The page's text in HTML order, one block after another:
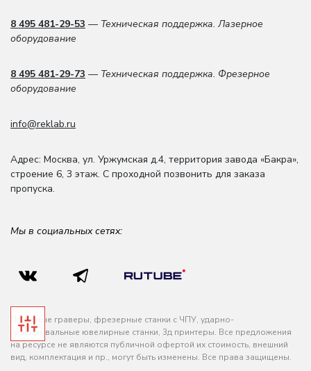
8 495 481-29-53 — Техническая поддержка. Лазерное
оборудование
8 495 481-29-73 — Техническая поддержка. Фрезерное
оборудование
info@reklab.ru
Адрес: Москва, ул. Уржумская д.4, территория завода «Бакра»,
строение 6, 3 этаж. С проходной позвонить для заказа
пропуска.
Мы в социальных сетях:
Лазерные граверы, фрезерные станки с ЧПУ, ударно-
гравировальные ювелирные станки, 3д принтеры. Все предложения
на ресурсе не являются публичной офертой их стоимость, внешний
вид, комплектация и пр., могут быть изменены. Все права защищены.